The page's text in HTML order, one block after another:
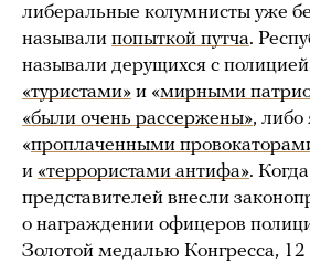
либеральные колумнисты уже
называли попыткой путча.
называли дерущихся с
«туристами» и «мирными
«были очень рассержены», либо
«проплаченными
и «террористами антифа».
представителей внесли
о награждении офицеров
Золотой медалью Конгресса, 12